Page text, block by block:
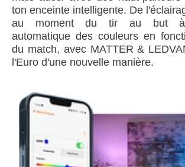
ton enceinte intelligente. De
au moment du tir au but à
automatique des couleurs en
du match, avec MATTER &
l'Euro d'une nouvelle manière.